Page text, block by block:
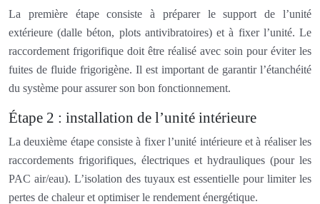
La première étape consiste à préparer le support de l’unité
extérieure (dalle béton, plots antivibratoires) et à fixer l’unité. Le
raccordement frigorifique doit être réalisé avec soin pour éviter les
fuites de fluide frigorigène. Il est important de garantir l’étanchéité
du système pour assurer son bon fonctionnement.
Étape 2 : installation de l’unité intérieure
La deuxième étape consiste à fixer l’unité intérieure et à réaliser les
raccordements frigorifiques, électriques et hydrauliques (pour les
PAC air/eau). L’isolation des tuyaux est essentielle pour limiter les
pertes de chaleur et optimiser le rendement énergétique.